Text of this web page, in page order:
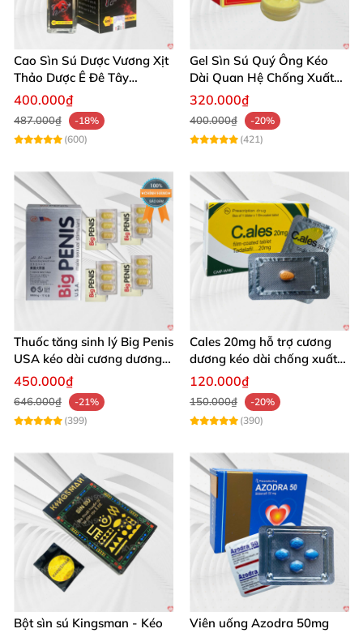
Cao Sìn Sú Dược Vương Xịt
Thảo Dược Ê Đê Tây
Nguyên Hỗ Trợ Xuất Tinh
400.000₫
487.000₫
-18%
(600)
Gel Sìn Sú Quý Ông Kéo
Dài Quan Hệ Chống Xuất
Tinh Sớm
320.000₫
400.000₫
-20%
(421)
Thuốc tăng sinh lý Big Penis
USA kéo dài cương dương
chống xuất tinh sớm
450.000₫
646.000₫
-21%
(399)
Cales 20mg hỗ trợ cương
dương kéo dài chống xuất
tinh sớm thành phần
120.000₫
150.000₫
-20%
(390)
Bột sìn sú Kingsman - Kéo
Viên uống Azodra 50mg